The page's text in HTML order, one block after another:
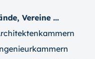
Vereine ...